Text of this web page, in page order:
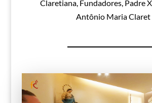
Claretiana, Fundadores, Padre
Antônio Maria Claret